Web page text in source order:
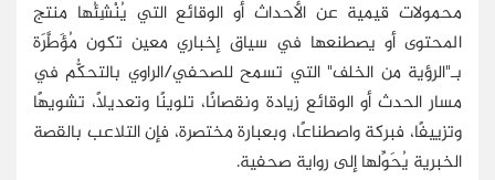
محمولات قيمية عن الأحداث أو الوقائع التي يُنْشِئُها منتج
المحتوى أو يصطنعها في سياق إخباري معين تكون مُؤَطَّرَة
بـ"الرؤية من الخلف" التي تسمح للصحفي/الراوي بالتحكُّم في
مسار الحدث أو الوقائع زيادة ونقصانًا، تلوينًا وتعديلًا، تشويهًا
وتزييفًا، فبركة واصطناعًا، وبعبارة مختصرة، فإن التلاعب بالقصة
الخبرية يُحَوِّلها إلى رواية صحفية.